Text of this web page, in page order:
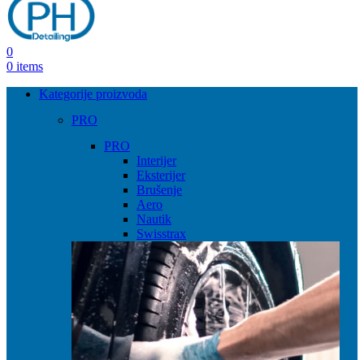
0
0 items
Kategorije proizvoda
PRO
PRO
Interijer
Eksterijer
Brušenje
Aero
Nautik
Swisstrax